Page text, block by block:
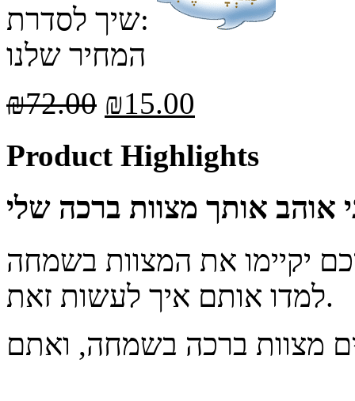
שיך לסדרת:
המחיר שלנו
₪72.00 ₪15.00
Product Highlights
למדו אותם איך לעשות זאת.